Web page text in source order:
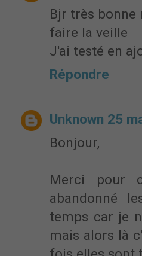
Bjr très
faire la veille
J'ai testé en
Répondre
Unknown 25
Bonjour,
Merci pour
abandonné
temps car je
mais alors là